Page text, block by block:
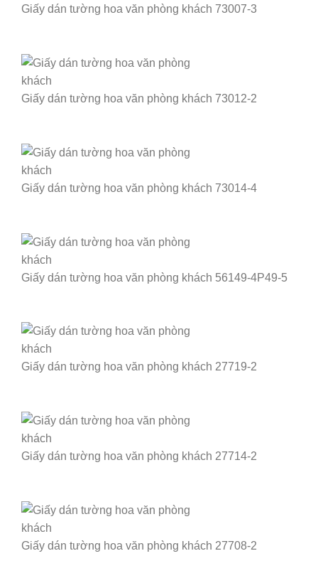
Giấy dán tường hoa văn phòng khách 73007-3
Giấy dán tường hoa văn phòng khách 73012-2
Giấy dán tường hoa văn phòng khách 73014-4
Giấy dán tường hoa văn phòng khách 56149-4P49-5
Giấy dán tường hoa văn phòng khách 27719-2
Giấy dán tường hoa văn phòng khách 27714-2
Giấy dán tường hoa văn phòng khách 27708-2